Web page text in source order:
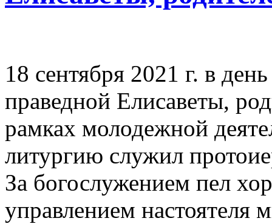
18 сентября 2021 г. в
праведной Елисаветы,
рамках молодежной
литургию служил
За богослужением пел
управлением